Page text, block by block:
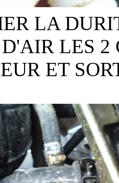
LA
LES 2
ET